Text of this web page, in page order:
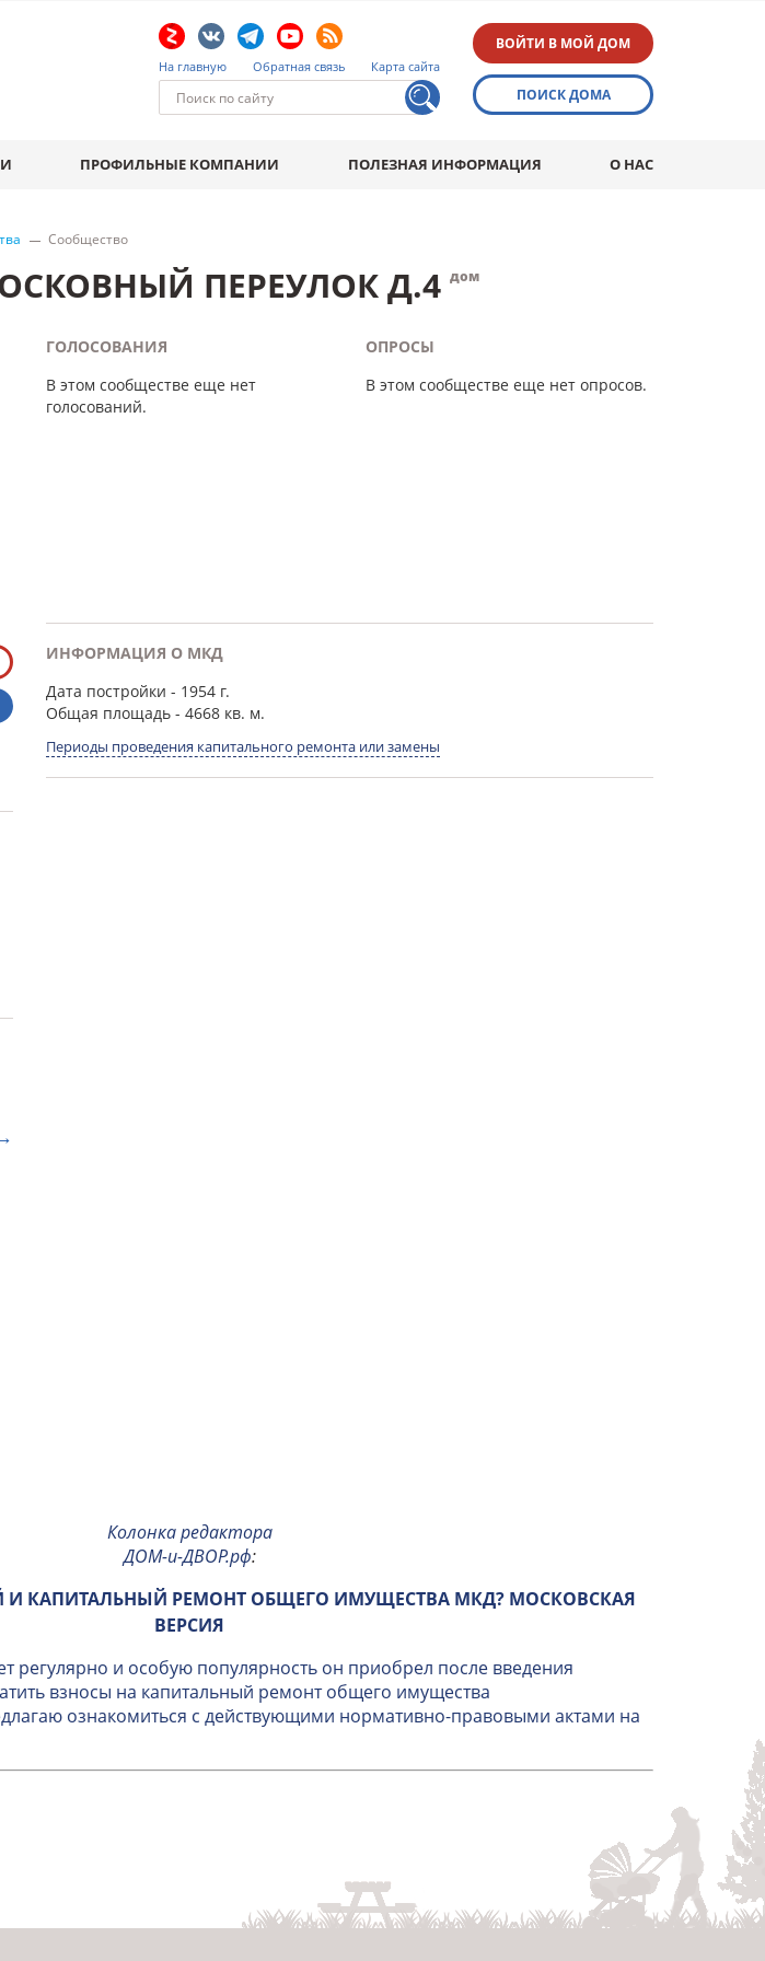
На главную Обратная связь Карта сайта
ВОЙТИ В МОЙ ДОМ
ПОИСК ДОМА
ПРОФИЛЬНЫЕ КОМПАНИИ ПОЛЕЗНАЯ ИНФОРМАЦИЯ О НАС
Сообщество
ПЕРЕУЛОК Д.4 дом
ГОЛОСОВАНИЯ
В этом сообществе еще нет
голосований.
ОПРОСЫ
В этом сообществе еще нет опросов.
ИНФОРМАЦИЯ О МКД
Дата постройки - 1954 г.
Общая площадь- 4668 кв. м.
Периоды проведения капитального ремонта или замены
Колонка редактора
ДОМ-и-ДВОР.рф:
И КАПИТАЛЬНЫЙ РЕМОНТ ОБЩЕГО ИМУЩЕСТВА МКД? МОСКОВСКАЯ
ВЕРСИЯ
регулярно и особую популярность он приобрел после введения
взносы на капитальный ремонт общего имущества
ознакомиться с действующими нормативно-правовыми актами на